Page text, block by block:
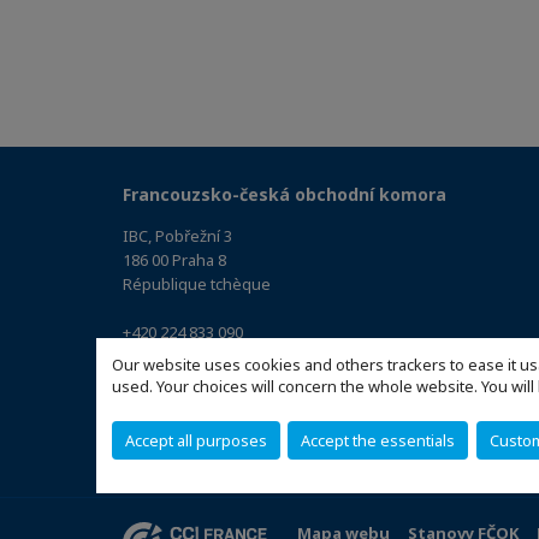
Our website uses cookies and others trackers to ease it
used. Your choices will concern the whole website. You
Accept all purposes Accept the essentials
Francouzsko-česká obchodní komora
IBC, Pobřežní 3
186 00 Praha 8
République tchèque
+420 224 833 090
info@chambre.cz
(Podívat se na mapě)
Mapa webu Stanovy FČOK